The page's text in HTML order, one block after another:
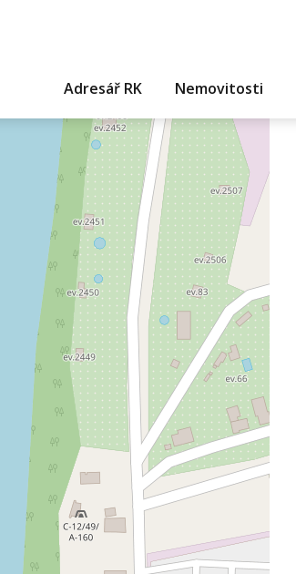
Adresář RK Nemovitosti